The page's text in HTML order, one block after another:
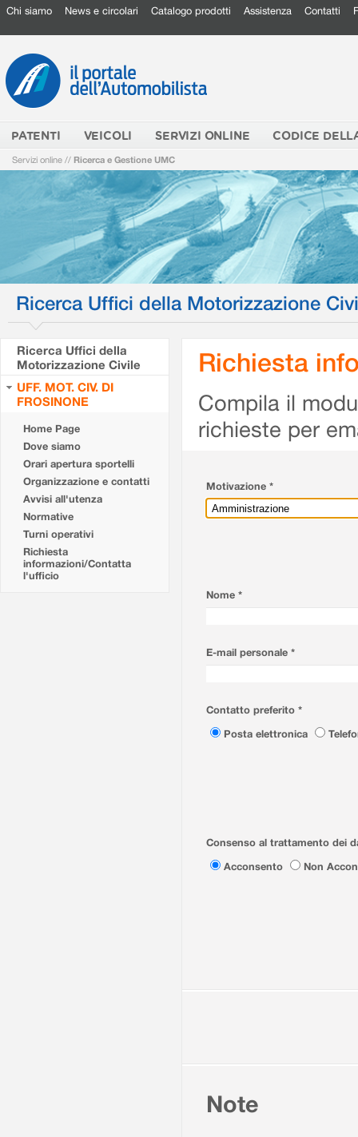
Chi siamo News e circolari Catalogo prodotti Assistenza Contatti
PATENTI VEICOLI SERVIZI ONLINE CODICE
Servizi online // Ricerca e Gestione UMC
Ricerca Uffici della Motorizzazione
Ricerca Uffici della
Motorizzazione Civile
UFF. MOT. CIV. DI
FROSINONE
Home Page
Dove siamo
Orari apertura sportelli
Organizzazione e contatti
Avvisi all'utenza
Normative
Turni operativi
Richiesta
informazioni/Contatta
l'ufficio
Richiesta
Compila il
richieste per
Motivazione *
Nome *
E-mail personale *
Contatto preferito *
Posta elettronica
Consenso al trattamento dei
Acconsento
Non
Note